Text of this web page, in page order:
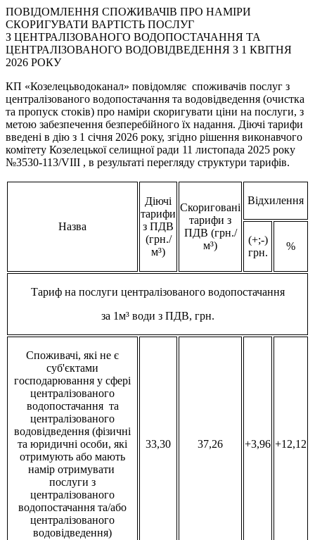
ПОВІДОМЛЕННЯ СПОЖИВАЧІВ ПРО НАМІРИ
СКОРИГУВАТИ ВАРТІСТЬ ПОСЛУГ
З ЦЕНТРАЛІЗОВАНОГО ВОДОПОСТАЧАННЯ ТА
ЦЕНТРАЛІЗОВАНОГО ВОДОВІДВЕДЕННЯ З 1 КВІТНЯ
2026 РОКУ
КП «Козелецьводоканал» повідомляє споживачів послуг з
централізованого водопостачання та водовідведення (очистка
та пропуск стоків) про наміри скоригувати ціни на послуги, з
метою забезпечення безперебійного їх надання. Діючі тарифи
введені в дію з 1 січня 2026 року, згідно рішення виконавчого
комітету Козелецької селищної ради 11 листопада 2025 року
№3530-113/VIII , в результаті перегляду структури тарифів.
Назва
Діючі
тарифи
з ПДВ
(грн./
м³)
Скориговані
тарифи з
ПДВ (грн./
м³)
Відхилення
(+;-)
грн.
%
Тариф на послуги централізованого водопостачання
за 1м³ води з ПДВ, грн.
Споживачі, які не є
суб'єктами
господарювання у сфері
централізованого
водопостачання та
централізованого
водовідведення (фізичні
та юридичні особи, які
отримують або мають
намір отримувати
послуги з
централізованого
водопостачання та/або
централізованого
водовідведення)
33,30 37,26 +3,96 +12,12